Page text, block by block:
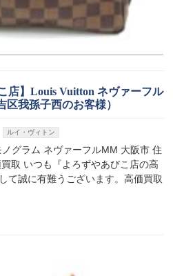
店】Louis Vuitton ネヴァーフル
我孫子西のお客様）
ルイ・ヴィトン
グラム ネヴァーフルMM 大阪市 住
取 いつも『よろずやあびこ店の高
て誠に有難うございます。高価買取